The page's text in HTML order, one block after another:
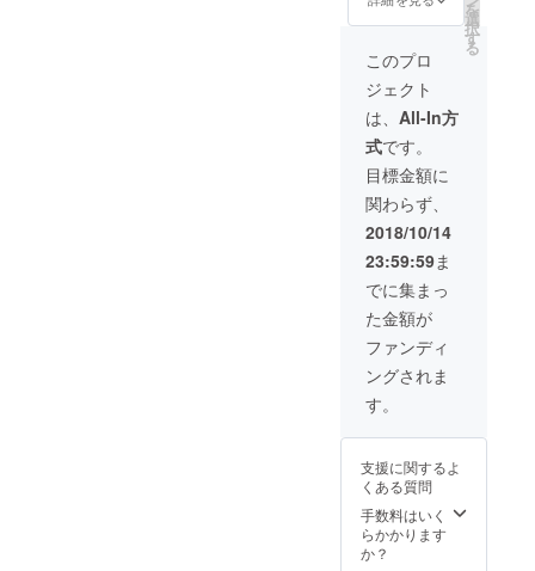
を胸に参加して
場や流鏑馬披露
など、サプライ
ズがございま
す。 武雄の食材
を使って料理を
するのは、１日
１組限定フレン
チレストランの
シェフ。 農家さ
んとタッグを組
み、今までに食
べたことの無い
ラグジュアリー
な料理が並びま
す。 イタリアに
渡りワイン作り
をしていたソム
リエが選ぶ、そ
れらの料理に合
お酒。 花を飾る
のは、様々な舞
台で活躍するフ
ローリスト。 彩
られた空間は、
正に異次元で
す。 テレビやあ
確認をさせてい
のイベントは、
動ですので、ブ
ランディングに
有効活用可能か
と思います。 以
下イベント内容
です。 武雄市後
援のもと、アイ
コン的スポット
を巡り、その場
で起きるサプラ
イズ。 「何が起
きても楽し
む！」を胸に参
加して下さい！
市長登場や流鏑
馬披露など、サ
プライズがござ
食材を使って料
理をするのは、
１日１組限定フ
レンチレストラ
ンのシェフ。 農
家さんとタッグ
を組み、今まで
す。 提供クレ
ジット時間 ３
秒 提供クレジッ
ト数 １枠／１
枠 クレジット表
記時のオリジナ
ル曲も作成しま
す。 自社のPR
の一環に使用さ
れても構いませ
は一度確認をさ
せていただきま
す。 このイベン
トは、市後援の
地域活動ですの
で、ブランディ
ングに有効活用
可能かと思いま
す。 以下イベン
ト内容です。 武
雄市後援のも
と、アイコン的
スポットを巡
り、その場で起
きるサプライ
ズ。 「何が起き
を
選
択
す
る
このプロ
ジェクト
は、 All-In方
式です。
目標金額に
関わらず、
2018/10/14
23:59:59ま
でに集まっ
た金額が
ファンディ
ングされま
す。
支援に関するよ
くある質問
手数料はいく
らかかります
か？